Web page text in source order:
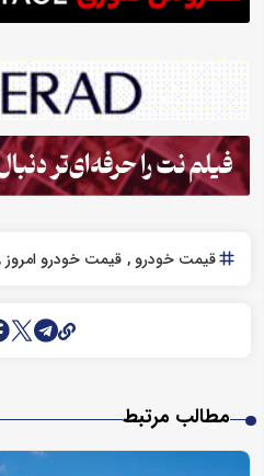
قیمت خودرو قیمت خودرو امروز
مطالب مرتبط